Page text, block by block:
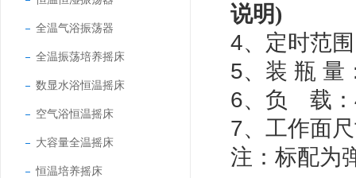
全温气浴振荡器
全温振荡培养摇床
数显水浴恒温摇床
空气浴恒温摇床
大容量全温摇床
恒温培养摇床
说明)
4、定时范
5、装 瓶 量
6、负 载：
7、工作面
注：标配为